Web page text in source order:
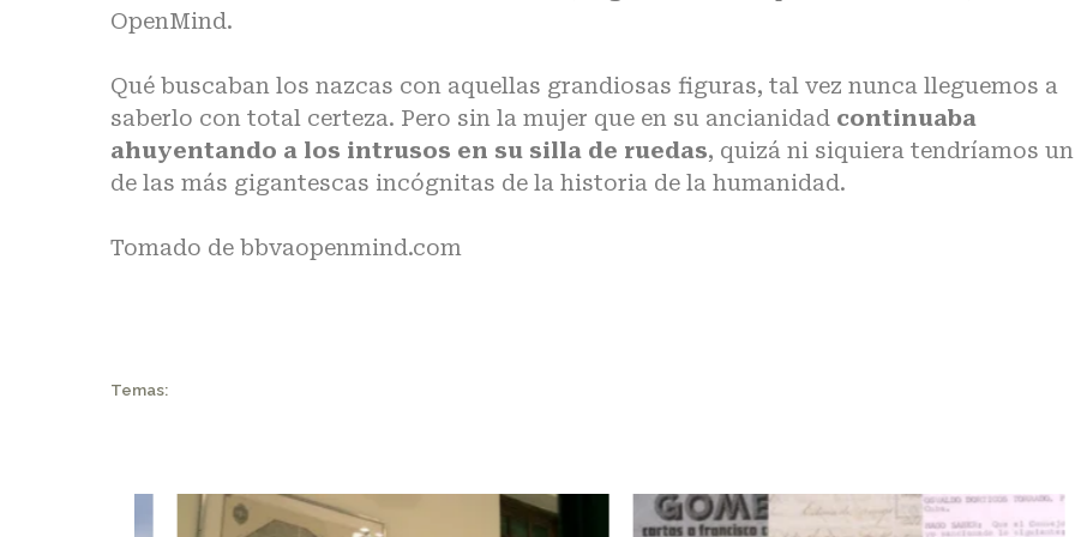
OpenMind.
Qué buscaban los nazcas con aquellas grandiosas figuras, tal vez nunca lleguemos a
saberlo con total certeza. Pero sin la mujer que en su ancianidad continuaba
ahuyentando a los intrusos en su silla de ruedas, quizá ni siquiera tendríamos
de las más gigantescas incógnitas de la historia de la humanidad.
Tomado de bbvaopenmind.com
Temas: